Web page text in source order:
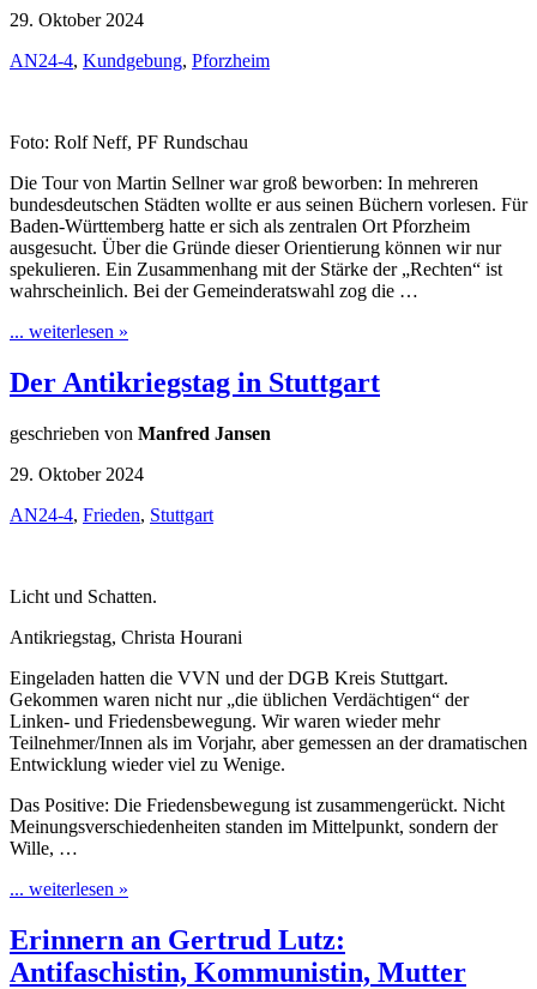
29. Oktober 2024
AN24-4, Kundgebung, Pforzheim
Foto: Rolf Neff, PF Rundschau
Die Tour von Martin Sellner war groß beworben: In mehreren
bundesdeutschen Städten wollte er aus seinen Büchern vorlesen. Für
Baden-Württemberg hatte er sich als zentralen Ort Pforzheim
ausgesucht. Über die Gründe dieser Orientierung können wir nur
spekulieren. Ein Zusammenhang mit der Stärke der „Rechten“ ist
wahrscheinlich. Bei der Gemeinderatswahl zog die …
... weiterlesen »
Der Antikriegstag in Stuttgart
geschrieben von Manfred Jansen
29. Oktober 2024
AN24-4, Frieden, Stuttgart
Licht und Schatten.
Antikriegstag, Christa Hourani
Eingeladen hatten die VVN und der DGB Kreis Stuttgart.
Gekommen waren nicht nur „die üblichen Verdächtigen“ der
Linken- und Friedensbewegung. Wir waren wieder mehr
Teilnehmer/Innen als im Vorjahr, aber gemessen an der dramatischen
Entwicklung wieder viel zu Wenige.
Das Positive: Die Friedensbewegung ist zusammengerückt. Nicht
Meinungsverschiedenheiten standen im Mittelpunkt, sondern der
Wille, …
... weiterlesen »
Erinnern an Gertrud Lutz:
Antifaschistin, Kommunistin, Mutter